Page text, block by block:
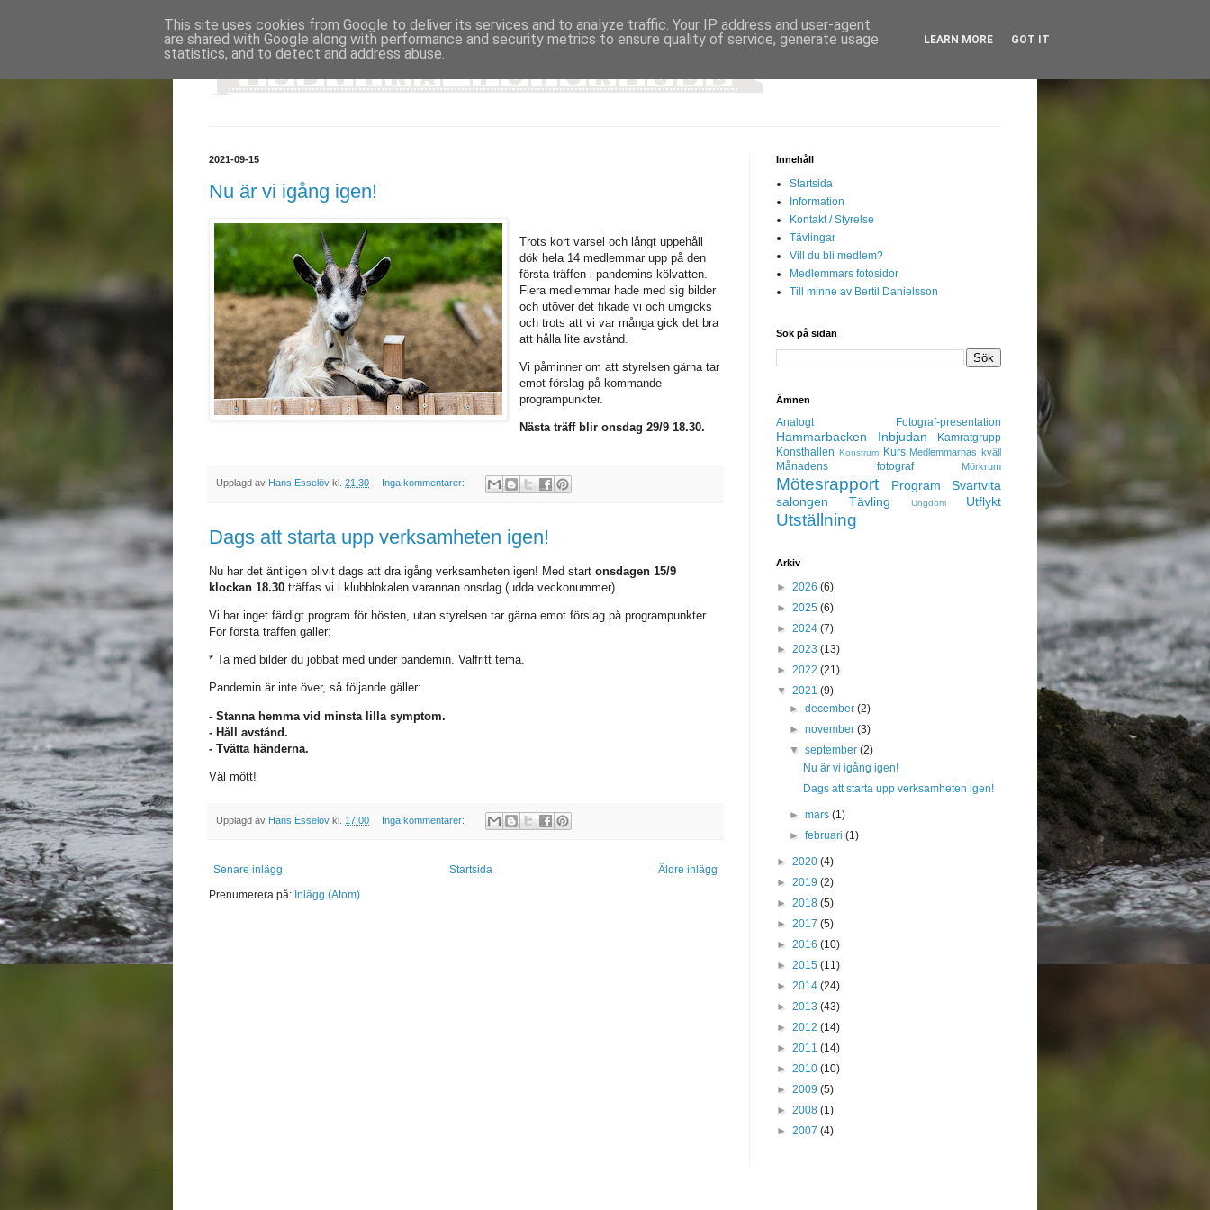
2021-09-15
Nu är vi igång igen!
Trots kort varsel och långt uppehåll
dök hela 14 medlemmar upp på den
första träffen i pandemins kölvatten.
Flera medlemmar hade med sig bilder
och utöver det fikade vi och umgicks
och trots att vi var många gick det bra
att hålla lite avstånd.
Vi påminner om att styrelsen gärna tar
emot förslag på kommande
programpunkter.
Nästa träff blir onsdag 29/9 18.30.
Upplagd av Hans Esselöv kl. 21:30 Inga kommentarer:
Dags att starta upp verksamheten igen!
Nu har det äntligen blivit dags att dra igång verksamheten igen! Med start onsdagen 15/9
klockan 18.30 träffas vi i klubblokalen varannan onsdag (udda veckonummer).
Vi har inget färdigt program för hösten, utan styrelsen tar gärna emot förslag på programpunkter.
För första träffen gäller:
* Ta med bilder du jobbat med under pandemin. Valfritt tema.
Pandemin är inte över, så följande gäller:
- Stanna hemma vid minsta lilla symptom.
- Håll avstånd.
- Tvätta händerna.
Väl mött!
Upplagd av Hans Esselöv kl. 17:00 Inga kommentarer:
Senare inlägg Äldre inlägg
Startsida
Prenumerera på: Inlägg (Atom)
Innehåll
Startsida
Information
Kontakt / Styrelse
Tävlingar
Vill du bli medlem?
Medlemmars fotosidor
Till minne av Bertil Danielsson
Sök på sidan
Ämnen
Analogt Fotograf-presentation
Hammarbacken Inbjudan
Kamratgrupp
Konsthallen Konstrum Kurs Medlemmarnas kväll
Månadens fotograf Mörkrum
Mötesrapport Program
Svartvita
salongen
Tävling Ungdom Utflykt
Utställning
Arkiv
► 2026 (6)
► 2025 (6)
► 2024 (7)
► 2023 (13)
► 2022 (21)
▼ 2021 (9)
►december(2)
►november(3)
▼september(2)
Nu är vi igång igen!
Dags att starta upp verksamheten igen!
►mars(1)
►februari(1)
► 2020 (4)
► 2019 (2)
► 2018 (5)
► 2017 (5)
► 2016 (10)
► 2015 (11)
► 2014 (24)
► 2013 (43)
► 2012 (14)
► 2011 (14)
► 2010 (10)
► 2009 (5)
► 2008 (1)
► 2007 (4)
This site uses cookies from Google to deliver its services and to analyze traffic. Your IP address and user-agent
are shared with Google along with performance and security metrics to ensure quality of service, generate usage
statistics, and to detect and address abuse.
LEARN MORE GOT IT